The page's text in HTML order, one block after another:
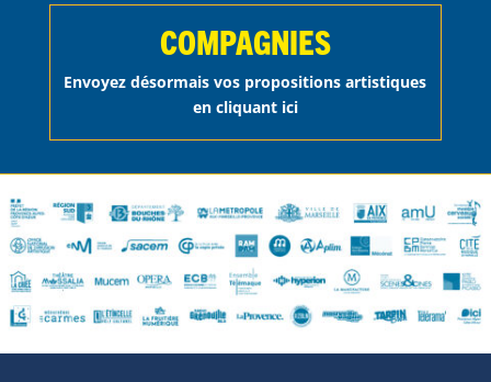
COMPAGNIES
Envoyez désormais vos propositions artistiques
en cliquant ici